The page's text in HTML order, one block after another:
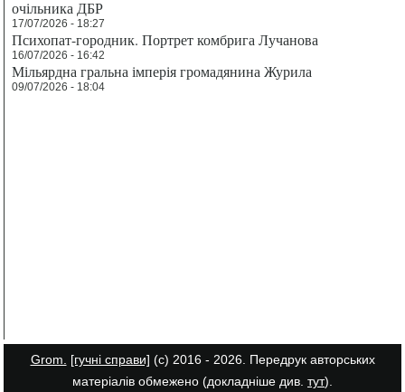
очільника ДБР
17/07/2026 - 18:27
Психопат-городник. Портрет комбрига Лучанова
16/07/2026 - 16:42
Мільярдна гральна імперія громадянина Журила
09/07/2026 - 18:04
Grom. [гучні справи] (с) 2016 - 2026. Передрук авторських
матеріалів обмежено (докладніше див. тут).